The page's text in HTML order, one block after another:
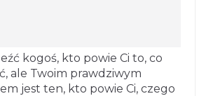
kogoś, kto powie Ci to, co
ale Twoim prawdziwym
jest ten, kto powie Ci, czego